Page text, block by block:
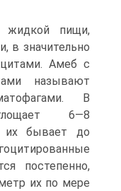
жидкой пищи,
в значительно
Амеб с
называют
В
6—8
их бывает до
постепенно,
их по мере